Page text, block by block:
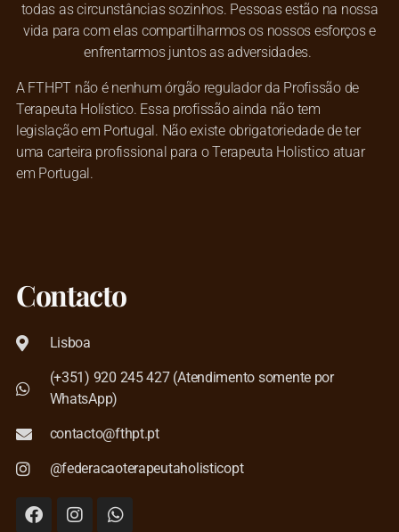
todas as circunstâncias sozinhos. Pessoas estão na nossa
vida para com elas compartilharmos os nossos esforços e
enfrentarmos juntos as adversidades.
A FTHPT não é nenhum órgão regulador da Profissão de
Terapeuta Holístico. Essa profissão ainda não tem
legislação em Portugal. Não existe obrigatoriedade de ter
uma carteira profissional para o Terapeuta Holistico atuar
em Portugal.
Contacto
Lisboa
(+351) 920 245 427 (Atendimento somente por
WhatsApp)
contacto@fthpt.pt
@federacaoterapeutaholisticopt